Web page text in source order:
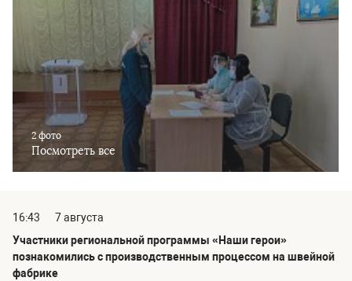
2 фото
Посмотреть все
16:43
7 августа
Участники региональной программы «Наши герои»
познакомились с производственным процессом на швейной
фабрике